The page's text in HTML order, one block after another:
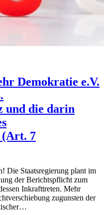
Demokratie e.V.
und die darin
(Art. 7
Die Staatsregierung plant im
der Berichtspflicht zum
Inkrafttreten. Mehr
zugunsten der